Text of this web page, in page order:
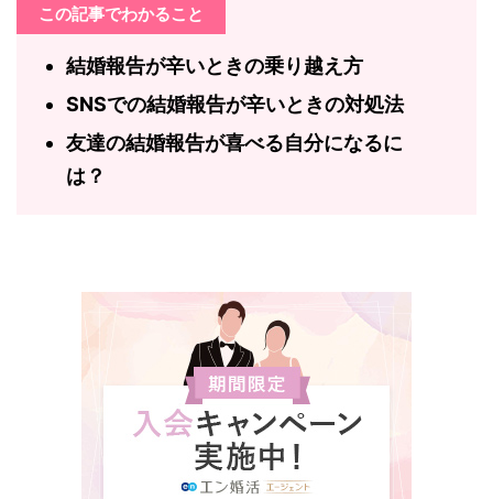
この記事でわかること
結婚報告が辛いときの乗り越え方
SNSでの結婚報告が辛いときの対処法
友達の結婚報告が喜べる自分になるに
は？